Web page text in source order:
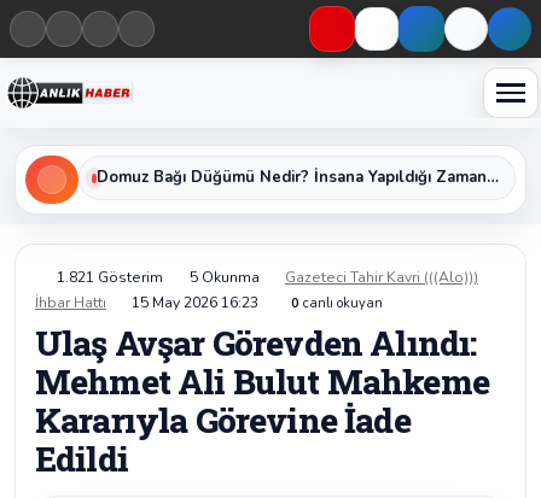
Haberleri keşfet
Domuz Bağı Düğümü Nedir? İnsana Yapıldığı Zaman Yavaş Yavaş Öldüren Ölümcül Düğümün Kan Donduran Gerçekleri
1.821 Gösterim 5 Okunma
Gazeteci Tahir Kavri (((Alo)))
İhbar Hattı
15 May 2026 16:23 0 canlı okuyan
Ulaş Avşar Görevden Alındı:
Mehmet Ali Bulut Mahkeme
Kararıyla Görevine İade
Edildi